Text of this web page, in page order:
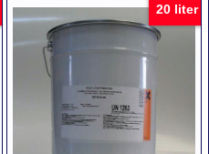
20 liter